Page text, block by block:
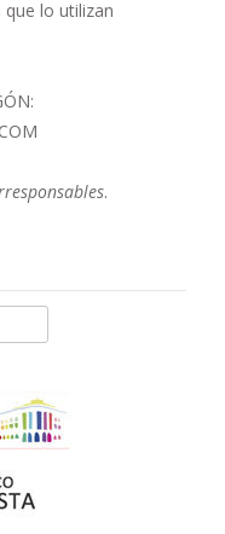
lo utilizan
.